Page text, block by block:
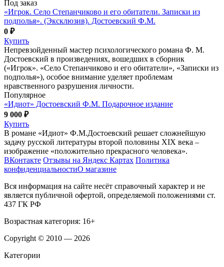
Под заказ
«Игрок. Село Степанчиково и его обитатели. Записки из
подполья». (Эксклюзив). Достоевский Ф.М.
0 ₽
Купить
Непревзойденный мастер психологического романа Ф. М.
Достоевский в произведениях, вошедших в сборник
(«Игрок». «Село Степанчиково и его обитатели», «Записки из
подполья»), особое внимание уделяет проблемам
нравственного разрушения личности.
Популярное
«Идиот» Достоевский Ф.М. Подарочное издание
9 000 ₽
Купить
В романе «Идиот» Ф.М.Достоевский решает сложнейшую
задачу русской литературы второй половины XIX века –
изображение «положительно прекрасного человека».
ВКонтакте Отзывы на Яндекс Картах Политика
конфиденциальностиО магазине
Вся информация на сайте несёт справочный характер и не
является публичной офертой, определяемой положениями ст.
437 ГК РФ
Возрастная категория: 16+
Copyright © 2010 — 2026
Категории